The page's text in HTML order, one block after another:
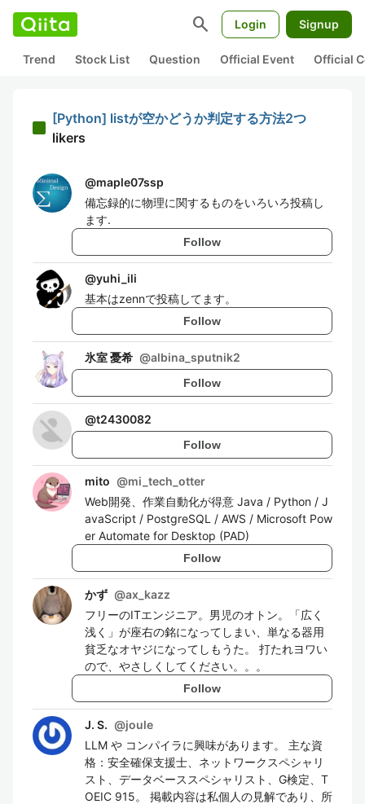
search Login Signup
Trend Stock List Question Official Event Official
[Python] listが空かどうか判定する方法2つ
likers
@maple07ssp
備忘録的に物理に関するものをいろいろ投稿し
ます.
Follow
@yuhi_ili
基本はzennで投稿してます。
Follow
氷室 憂希 @albina_sputnik2
Follow
@t2430082
Follow
mito @mi_tech_otter
Web開発、作業自動化が得意 Java / Python / J
avaScript / PostgreSQL / AWS / Microsoft Pow
er Automate for Desktop (PAD)
Follow
かず @ax_kazz
フリーのITエンジニア。男児のオトン。「広く
浅く」が座右の銘になってしまい、単なる器用
貧乏なオヤジになってしもうた。 打たれヨワい
ので、やさしくしてください。。。
Follow
J. S. @joule
LLM や コンパイラに興味があります。 主な資
格：安全確保支援士、ネットワークスペシャリ
スト、データベーススペシャリスト、G検定、T
OEIC 915。 掲載内容は私個人の見解であり、所